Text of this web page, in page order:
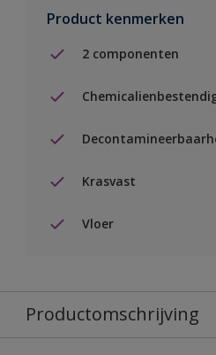
Product kenmerken
2 componenten
Krasvast
Vloer
Productomschrijving